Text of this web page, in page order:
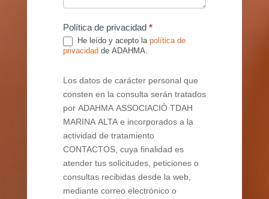
Política de privacidad *
He leído y acepto la política de
privacidad de ADAHMA.
Los datos de carácter personal que
consten en la consulta serán tratados
por ADAHMA ASSOCIACIÓ TDAH
MARINA ALTA e incorporados a la
actividad de tratamiento
CONTACTOS, cuya finalidad es
atender tus solicitudes, peticiones o
consultas recibidas desde la web,
mediante correo electrónico o